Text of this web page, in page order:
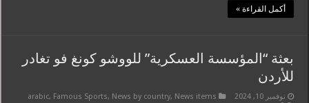
أكمل القراءة »
بعثة “المؤسسة العسكرية” للووشو كونغ فو تغادر
للأردن
نوفمبر 10, 2024 arabic, Famous Sports, News by country, News items